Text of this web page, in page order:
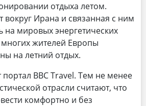
отдыха летом.
вокруг Ирана и связанная с ним
на мировых энергетических
жителей Европы
на летний отдых.
BBC Travel. Тем не менее
отрасли считают, что
комфортно и без